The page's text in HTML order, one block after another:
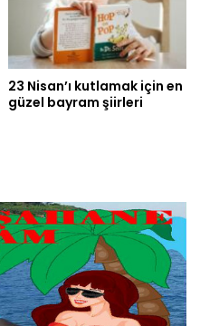
23 Nisan’ı kutlamak için en
güzel bayram şiirleri